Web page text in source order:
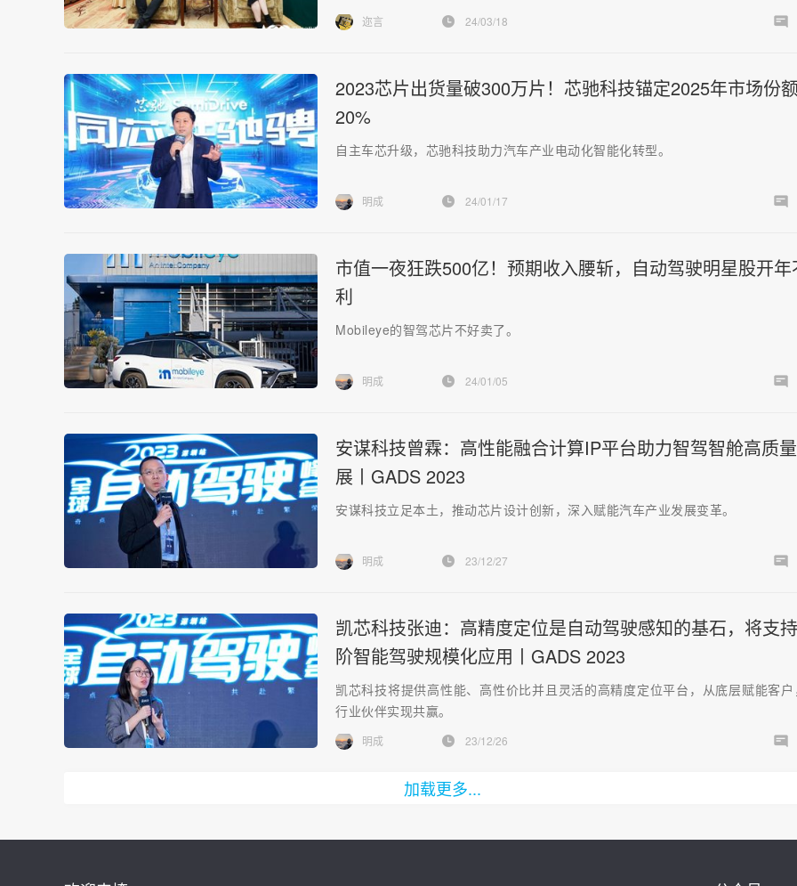
迩言 24/03/18
2023芯片出货量破300万片！芯驰科技锚定2025年市场份额
20%
自主车芯升级，芯驰科技助力汽车产业电动化智能化转型。
明成 24/01/17
市值一夜狂跌500亿！预期收入腰斩，自动驾驶明星股开年
利
Mobileye的智驾芯片不好卖了。
明成 24/01/05
安谋科技曾霖：高性能融合计算IP平台助力智驾智舱高质
展丨GADS 2023
安谋科技立足本土，推动芯片设计创新，深入赋能汽车产业发展变革。
明成 23/12/27
凯芯科技张迪：高精度定位是自动驾驶感知的基石，将支
阶智能驾驶规模化应用丨GADS 2023
凯芯科技将提供高性能、高性价比并且灵活的高精度定位平台，从底层赋能客户
行业伙伴实现共赢。
明成 23/12/26
加载更多...